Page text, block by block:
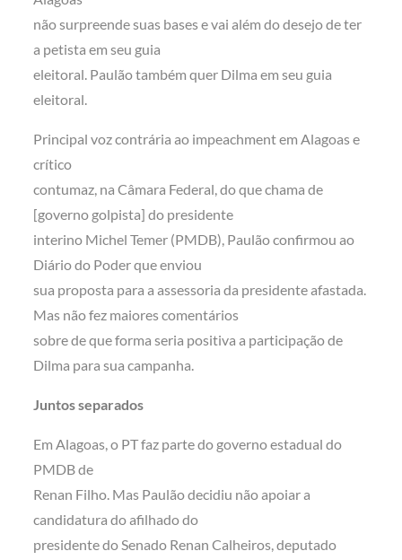
não surpreende suas bases e vai além do desejo de ter
a petista em seu guia
eleitoral. Paulão também quer Dilma em seu guia
eleitoral.
Principal voz contrária ao impeachment em Alagoas e
crítico
contumaz, na Câmara Federal, do que chama de
[governo golpista] do presidente
interino Michel Temer (PMDB), Paulão confirmou ao
Diário do Poder que enviou
sua proposta para a assessoria da presidente afastada.
Mas não fez maiores comentários
sobre de que forma seria positiva a participação de
Dilma para sua campanha.
Juntos separados
Em Alagoas, o PT faz parte do governo estadual do
PMDB de
Renan Filho. Mas Paulão decidiu não apoiar a
candidatura do afilhado do
presidente do Senado Renan Calheiros, deputado